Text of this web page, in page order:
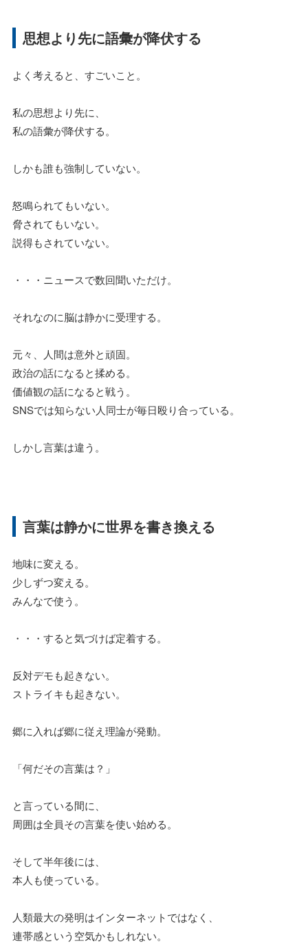
思想より先に語彙が降伏する
よく考えると、すごいこと。
私の思想より先に、
私の語彙が降伏する。
しかも誰も強制していない。
怒鳴られてもいない。
脅されてもいない。
説得もされていない。
・・・ニュースで数回聞いただけ。
それなのに脳は静かに受理する。
元々、人間は意外と頑固。
政治の話になると揉める。
価値観の話になると戦う。
SNSでは知らない人同士が毎日殴り合っている。
しかし言葉は違う。
言葉は静かに世界を書き換える
地味に変える。
少しずつ変える。
みんなで使う。
・・・すると気づけば定着する。
反対デモも起きない。
ストライキも起きない。
郷に入れば郷に従え理論が発動。
「何だその言葉は？」
と言っている間に、
周囲は全員その言葉を使い始める。
そして半年後には、
本人も使っている。
人類最大の発明はインターネットではなく、
連帯感という空気かもしれない。